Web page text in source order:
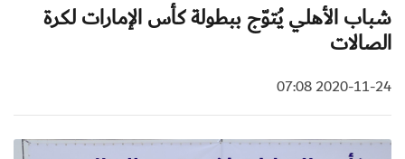
شباب الأهلي يُتوّج ببطولة كأس الإمارات لكرة
الصالات
2020-11-24 07:08